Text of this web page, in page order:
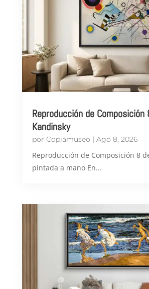
Reproducción de Composición
Kandinsky
por Copiamuseo | Ago 8, 2026
Reproducción de Composición 8
pintada a mano En...